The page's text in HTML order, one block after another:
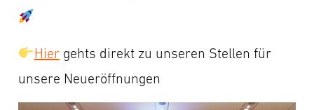
Hiergehts direkt zu unseren Stellen für
unsere Neueröffnungen